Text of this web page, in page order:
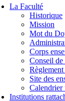
La Faculté
Historique
Mission
Mot du
Corps
Conseil de
Site des
Calendrier
Institutions